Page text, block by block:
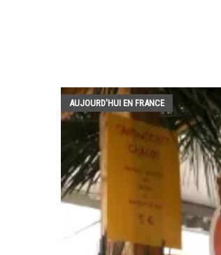
AUJOURD'HUI EN FRANCE